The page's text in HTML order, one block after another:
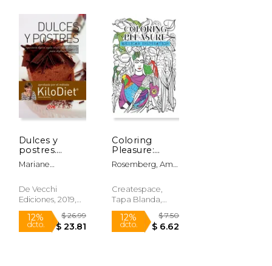
Dulces y
postres.
Repostería
ligera según
KiloDiet® para
disfrutar sin
culpa
Mariane
De Vecchi
Ediciones, 2019,
Tapa Dura,
Nuevo
Coloring
Pleasure:
Mexican
Inspiration
Rosemberg, Amy
Vivianne
Createspace,
Tapa Blanda,
Nuevo